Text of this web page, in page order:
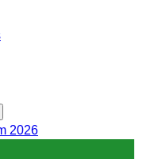
2026